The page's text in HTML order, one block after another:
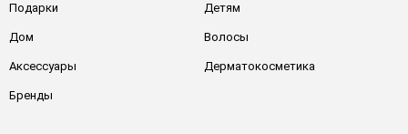
Подарки Детям
Дом Волосы
Аксессуары Дерматокосметика
Бренды